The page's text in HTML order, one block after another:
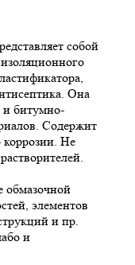
собой
Она
и битумно-
Содержит
коррозии. Не
обмазочной
элементов
и пр.
и